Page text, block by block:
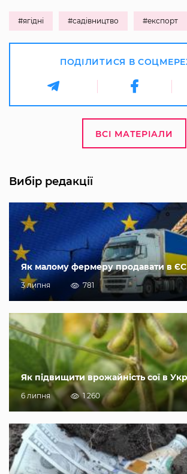
#ягідні #садівництво #експорт
ПОДІЛИТИСЯ В
ВСІ МАТЕРІАЛИ
Вибір редакції
Як малому фермеру продавати в ЄС
3 липня 781
Як підвищити врожайність сої в
6 липня 1 260